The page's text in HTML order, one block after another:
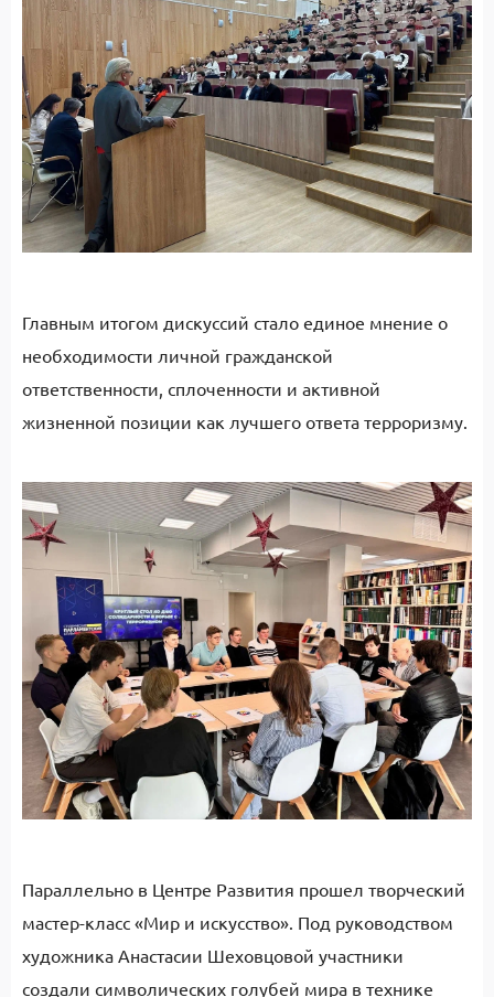
Главным итогом дискуссий стало единое мнение о
необходимости личной гражданской
ответственности, сплоченности и активной
жизненной позиции как лучшего ответа терроризму.
Параллельно в Центре Развития прошел творческий
мастер-класс «Мир и искусство». Под руководством
художника Анастасии Шеховцовой участники
создали символических голубей мира в технике